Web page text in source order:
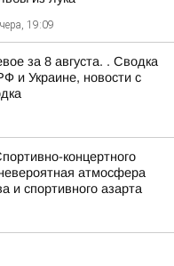
19:09
за 8 августа. . Сводка
и Украине, новости с
концертного
атмосфера
и спортивного азарта